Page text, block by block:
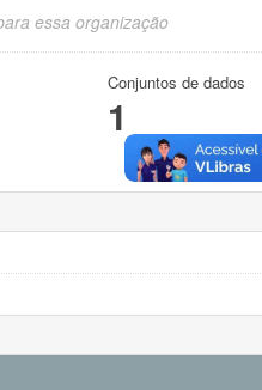
essa organização
Conjuntos de dados
1